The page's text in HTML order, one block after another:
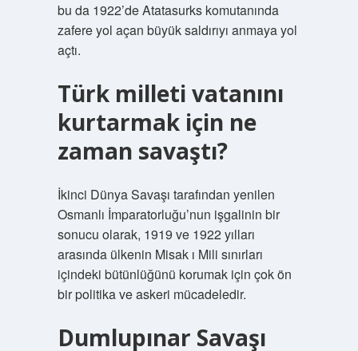
bu da 1922’de Atatasurks komutanında
zafere yol açan büyük saldırıyı anmaya yol
açtı.
Türk milleti vatanını
kurtarmak için ne
zaman savaştı?
İkinci Dünya Savaşı tarafından yenilen
Osmanlı İmparatorluğu’nun işgalinin bir
sonucu olarak, 1919 ve 1922 yılları
arasında ülkenin Misak ı Mili sınırları
içindeki bütünlüğünü korumak için çok ön
bir politika ve askeri mücadeledir.
Dumlupınar Savaşı